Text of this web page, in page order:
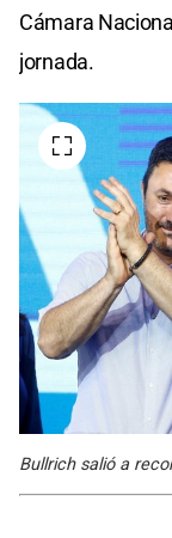
Cámara
jornada.
Bullrich salió a